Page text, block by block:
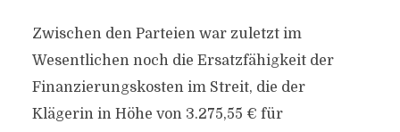
Zwischen den Parteien war zuletzt im
Wesentlichen noch die Ersatzfähigkeit der
Finanzierungskosten im Streit, die der
Klägerin in Höhe von 3.275,55 € für